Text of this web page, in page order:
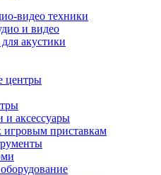
и
техники
оборудования
бытовой техники
техники
оборудования
по уходу за одеждой
видео техники
и видео
акустики
центры
и аксессуары
игровым приставкам